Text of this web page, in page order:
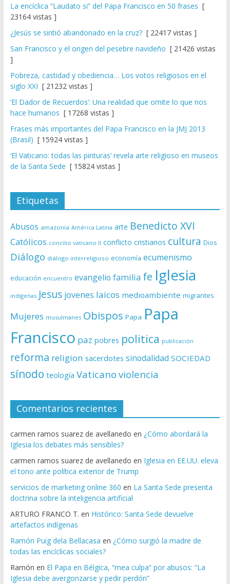
La encíclica “Laudato si” del Papa Francisco en 50 frases [
23164 vistas ]
¿Jesús se sintió abandonado en la cruz?[ 22417 vistas ]
San Francisco y el origen del pesebre navideño [ 21426 vistas
]
Pobreza, castidad y obediencia… Los votos religiosos en el
siglo XXI [ 21232 vistas ]
‘El Dador de Recuerdos’: Una realidad que omite lo que nos
hace humanos [ 17268 vistas ]
Frases más importantes del Papa Francisco en la JMJ 2013
(Brasil) [ 15924 vistas ]
‘El Vaticano: todas las pinturas’ revela arte religioso en museos
de la Santa Sede [ 15824 vistas ]
Etiquetas
Abusos amazonía América Latina arte Benedicto XVI
Católicos concilio vaticano II conflicto cristianos cultura Dios
Diálogo diálogo interreligioso economía ecumenismo
educación encuentro evangelio familia fe Iglesia
indígenas Jesus jovenes laicos medioambiente migrantes
Mujeres musulmanes Obispos Papa Papa
Francisco paz pobres politica publicación
reforma religion sacerdotes sinodalidad SOCIEDAD
sínodo teología Vaticano violencia
Comentarios recientes
carmen ramos suarez de avellanedo en ¿Cómo abordará la
Iglesia los debates más sensibles?
carmen ramos suarez de avellanedo en Iglesia en EE.UU. eleva
el tono ante política exterior de Trump
servicios de marketing online 360 en La Santa Sede presenta
doctrina sobre la inteligencia artificial
ARTURO FRANCO T. en Histórico: Santa Sede devuelve
artefactos indígenas
Ramón Puig dela Bellacasa en ¿Cómo surgió la madre de
todas las encíclicas sociales?
Ramón en El Papa en Bélgica, “mea culpa” por abusos: “La
Iglesia debe avergonzarse y pedir perdón”